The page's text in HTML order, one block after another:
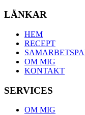
LÄNKAR
HEM
RECEPT
OM MIG
KONTAKT
SERVICES
OM MIG